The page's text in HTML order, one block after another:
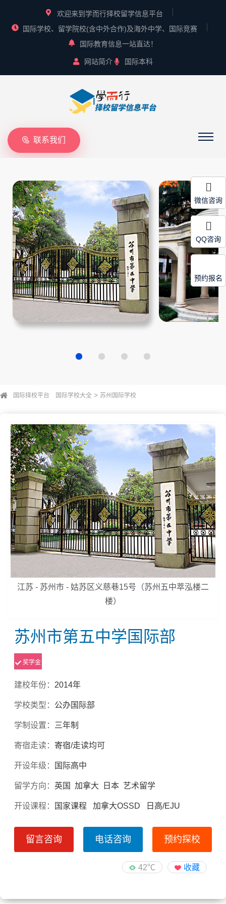
欢迎来到学而行择校留学信息平台
国际学校、留学院校(含中外合作)及海外中学、国际竞赛
国际教育信息一站直达！
网站简介 国际本科
联系我们
国际择校平台 国际学校大全 > 苏州国际学校
江苏 - 苏州市 - 姑苏区义慈巷15号（苏州五中萃泓楼二
楼）
苏州市第五中学国际部
奖学金
建校年份： 2014年
学校类型： 公办国际部
学制设置： 三年制
寄宿走读： 寄宿/走读均可
开设年级： 国际高中
留学方向： 英国 加拿大 日本 艺术留学
开设课程： 国家课程 加拿大OSSD 日高/EJU
留言咨询 电话咨询 预约探校
42℃ 收藏
微信咨询
QQ咨询
预约报名